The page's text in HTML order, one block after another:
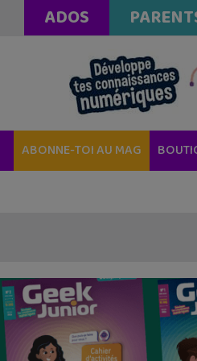
ADOS
ABONNE-TOI AU MAG